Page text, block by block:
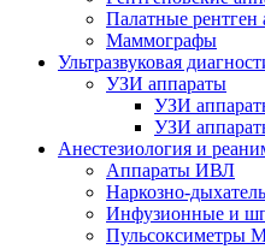
Палатные рентген
Маммографы
Ультразвуковая
УЗИ аппараты
УЗИ
УЗИ
Анестезиология и
Аппараты ИВЛ
Наркозно-
Инфузионные и
Пульсоксиметры